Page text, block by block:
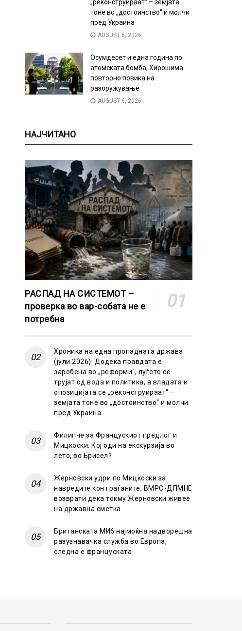
„реконструираат“ – земјата
тоне во „достоинство“ и молчи
пред Украина
AUGUST 6, 2026
Осумдесет и една година по
атомската бомба, Хирошима
повторно повика на
разоружување
AUGUST 6, 2026
НАЈЧИТАНО
РАСПАД НА СИСТЕМОТ –
проверка во вар-собата не е
потребна
Хроника на една пропадната држава
(јули 2026): Додека правдата е
заробена во „реформи“, луѓето се
трујат од вода и политика, а владата и
опозицијата се „реконструираат“ –
земјата тоне во „достоинство“ и молчи
пред Украина
Филипче за Францускиот предлог и
Мицкоски: Кој оди на екскурзија во
лето, во Брисел?
Жерновски удри по Мицкоски за
навредите кон граѓаните, ВМРО-ДПМНЕ
возврати дека токму Жерновски живее
на државна сметка
Британската МИ6 најмоќна надворешна
разузнавачка служба во Европа,
следна е француската